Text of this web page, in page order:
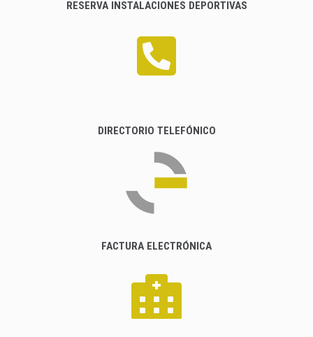
RESERVA INSTALACIONES DEPORTIVAS
DIRECTORIO TELEFÓNICO
FACTURA ELECTRÓNICA